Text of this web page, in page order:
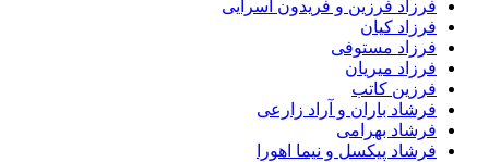
فرزاد فرزین و فریدون آسرایی
فرزاد کیان
فرزاد مستوفی
فرزاد میریان
فرزین کاتب
فرشاد باران و آراد زارعی
فرشاد بهرامی
فرشاد پیکسل و نیما اهورا